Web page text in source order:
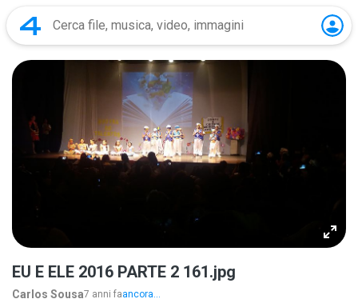
EU E ELE 2016 PARTE 2 161.jpg
Carlos Sousa7 anni faancora...